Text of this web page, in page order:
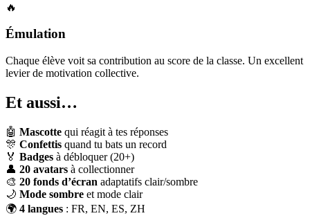
🔥
Émulation
Chaque élève voit sa contribution au score de la classe. Un excellent
levier de motivation collective.
Et aussi…
🤖 Mascotte qui réagit à tes réponses
🎊 Confettis quand tu bats un record
🏅 Badges à débloquer (20+)
👤 20 avatars à collectionner
🎨 20 fonds d’écran adaptatifs clair/sombre
🌙 Mode sombre et mode clair
🌍 4 langues : FR, EN, ES, ZH